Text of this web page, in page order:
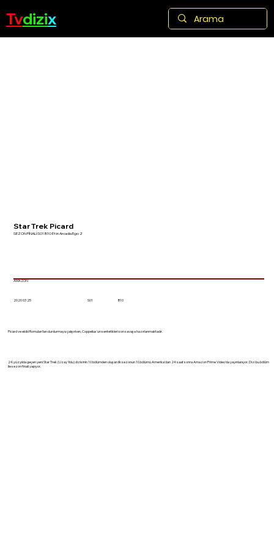
Tvdizix
Star Trek Picard
SEZON FİNALİ S01 B10 Et in Arcadia Ego 2
AMAZON
2020 03 25 S01 B10
Picard ve ekibi Romulan'ları durdurmaya çalışırken, Coppelius'un sentetikleri son savaşa hazırlanmaktadır.
24.yüzyılda geçen yeni Star Trek (Uzay Yolu) dizisinin 10 bölümden oluşan ilk sezonun 10.bölümü Amerika'dan 24 saat sonra Amazon Prime Video'da yayınlanıyor. Dizi bu bölüm
ile sezon finali yapıyor.